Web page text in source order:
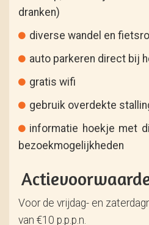
dranken)
diverse wandel en
auto parkeren direct bij
gratis wifi
gebruik overdekte
informatie hoekje met
bezoekmogelijkheden
Voor de vrijdag- en
van €10 p.p.p.n.